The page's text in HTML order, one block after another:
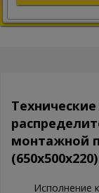
монтажной
(650х500х220)
Исполнение